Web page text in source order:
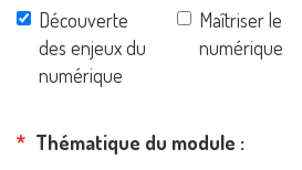
Découverte
des enjeux du
numérique
Maîtriser le
numérique
Thématique du module